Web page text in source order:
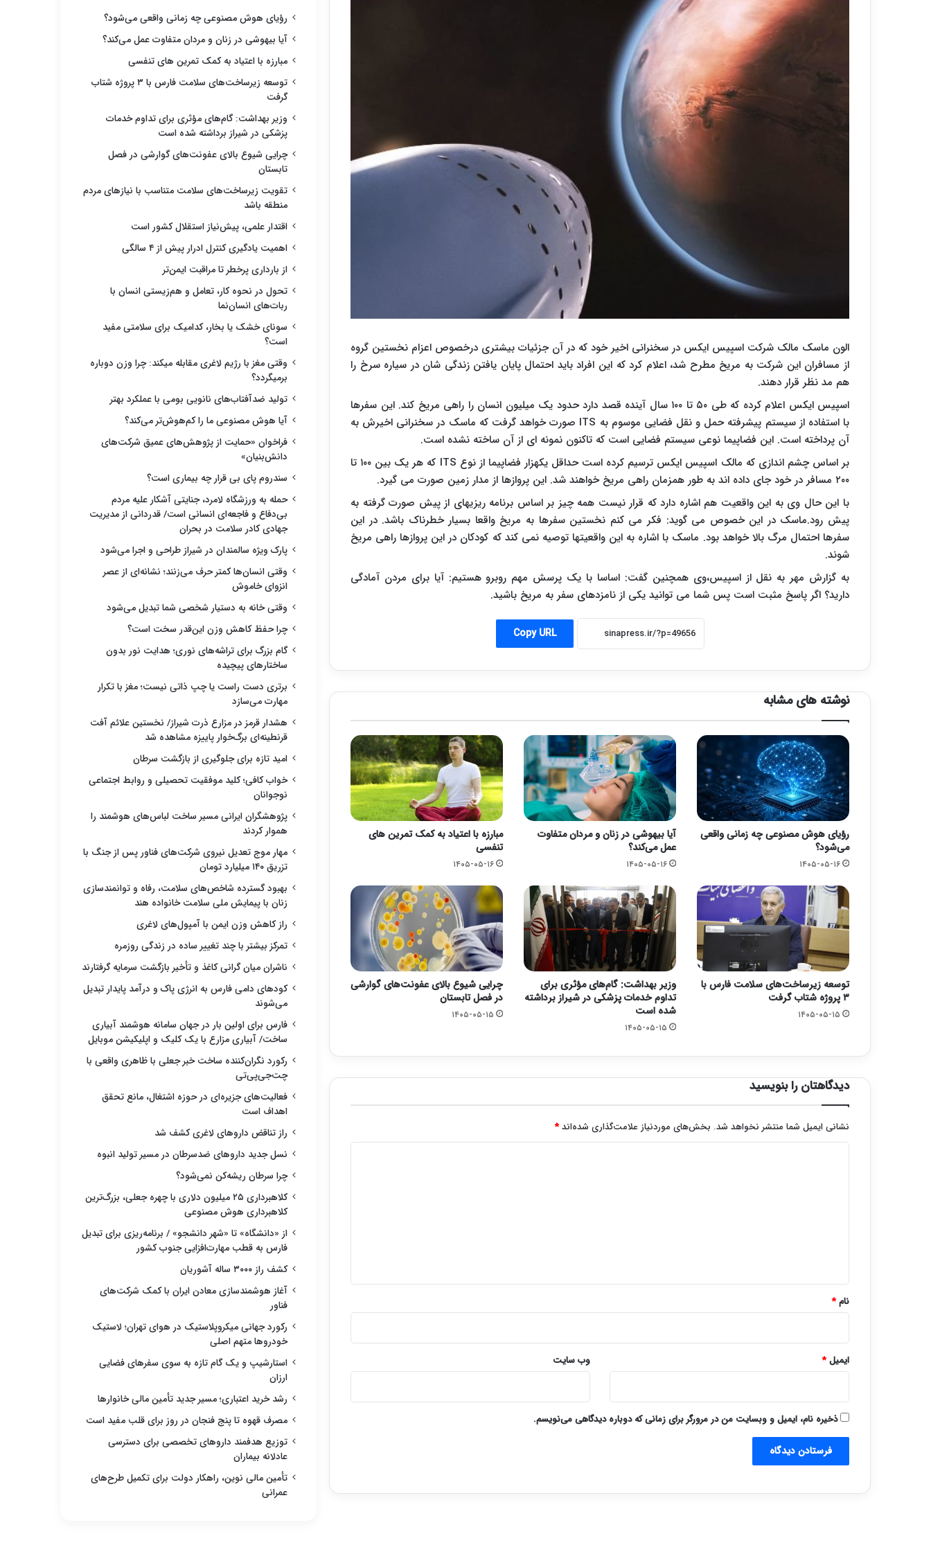
الون ماسک مالک شرکت اسپیس ایکس در سخنرانی اخیر خود که در آن جزئیات بیشتری درخصوص اعزام نخستین گروه
از مسافران این شرکت به مریخ مطرح شد، اعلام کرد که این افراد باید احتمال پایان یافتن زندگی شان در سیاره سرخ را
هم مد نظر قرار دهند.
اسپیس ایکس اعلام کرده که طی ۵۰ تا ۱۰۰ سال آینده قصد دارد حدود یک میلیون انسان را راهی مریخ کند. این سفرها
با استفاده از سیستم پیشرفته حمل و نقل فضایی موسوم به ITS صورت خواهد گرفت که ماسک در سخنرانی اخیرش به
آن پرداخته است. این فضاپیما نوعی سیستم فضایی است که تاکنون نمونه ای از آن ساخته نشده است.
بر اساس چشم اندازی که مالک اسپیس ایکس ترسیم کرده است حداقل یکهزار فضاپیما از نوع ITS
که هر یک بین ۱۰۰ تا
۲۰۰ مسافر در خود جای داده اند به طور همزمان راهی مریخ خواهند شد. این پروازها از مدار زمین صورت می گیرد.
با این حال وی به این واقعیت هم اشاره دارد که قرار نیست همه چیز بر اساس برنامه ریزیهای از پیش صورت گرفته به
پیش رود.ماسک در این خصوص می گوید: فکر می کنم نخستین سفرها به مریخ واقعا بسیار خطرناک باشد. در این
سفرها احتمال مرگ بالا خواهد بود. ماسک با اشاره به این واقعیتها توصیه نمی کند که کودکان در این پروازها راهی مریخ
شوند.
به گزارش مهر به نقل از اسپیس،وی همچنین گفت: اساسا با یک پرسش مهم روبرو هستیم: آیا برای مردن آمادگی
دارید؟ اگر پاسخ مثبت است پس شما می توانید یکی از نامزدهای سفر به مریخ باشید.
Copy URL
نوشته های مشابه
رؤیای هوش مصنوعی چه زمانی واقعی
می‌شود؟
۱۴۰۵-۰۵-۱۶
آیا بیهوشی در زنان و مردان متفاوت
عمل می‌کند؟
۱۴۰۵-۰۵-۱۶
مبارزه با اعتیاد به کمک تمرین های
تنفسی
۱۴۰۵-۰۵-۱۶
توسعه زیرساخت‌های سلامت فارس با
۳ پروژه شتاب گرفت
۱۴۰۵-۰۵-۱۵
وزیر بهداشت: گام‌های مؤثری برای
تداوم خدمات پزشکی در شیراز برداشته
شده است
۱۴۰۵-۰۵-۱۵
چرایی شیوع بالای عفونت‌های گوارشی
در فصل تابستان
۱۴۰۵-۰۵-۱۵
دیدگاهتان را بنویسید
نشانی ایمیل شما منتشر نخواهد شد. بخش‌های موردنیاز علامت‌گذاری شده‌اند*
نام*
ایمیل* وب‌ سایت
ذخیره نام، ایمیل و وبسایت من در مرورگر برای زمانی که دوباره دیدگاهی می‌نویسم.
رؤیای هوش مصنوعی چه زمانی واقعی می‌شود؟
آیا بیهوشی در زنان و مردان متفاوت عمل می‌کند؟
مبارزه با اعتیاد به کمک تمرین های تنفسی
توسعه زیرساخت‌های سلامت فارس با ۳ پروژه شتاب
گرفت
وزیر بهداشت: گام‌های مؤثری برای تداوم خدمات
پزشکی در شیراز برداشته شده است
چرایی شیوع بالای عفونت‌های گوارشی در فصل
تابستان
تقویت زیرساخت‌های سلامت متناسب با نیازهای مردم
منطقه باشد
اقتدار علمی، پیش‌نیاز استقلال کشور است
اهمیت یادگیری کنترل ادرار پیش از ۴ سالگی
از بارداری پرخطر تا مراقبت ایمن‌تر
تحول در نحوه کار، تعامل و هم‌زیستی انسان با
ربات‌های انسان‌نما
سونای خشک یا بخار، کدامیک برای سلامتی مفید
است؟
وقتی مغز با رژیم لاغری مقابله میکند: چرا وزن دوباره
برمیگردد؟
تولید ضدآفتاب‌های نانویی بومی با عملکرد بهتر
آیا هوش مصنوعی ما را کم‌هوش‌تر می‌کند؟
فراخوان «حمایت از پژوهش‌های عمیق شرکت‌های
دانش‌بنیان»
سندروم پای بی قرار چه بیماری است؟
حمله به ورزشگاه لامرد، جنایتی آشکار علیه مردم
بی‌دفاع و فاجعه‌ای انسانی است/ قدردانی از مدیریت
جهادی کادر سلامت در بحران
پارک ویژه سالمندان در شیراز طراحی و اجرا می‌شود
وقتی انسان‌ها کمتر حرف می‌زنند؛ نشانه‌ای از عصر
انزوای خاموش
وقتی خانه به دستیار شخصی شما تبدیل می‌شود
چرا حفظ کاهش وزن این‌قدر سخت است؟
گام بزرگ برای تراشه‌های نوری؛ هدایت نور بدون
ساختارهای پیچیده
برتری دست راست یا چپ ذاتی نیست؛ مغز با تکرار
مهارت می‌سازد
هشدار قرمز در مزارع ذرت شیراز/ نخستین علائم آفت
قرنطینه‌ای برگ‌خوار پاییزه مشاهده شد
امید تازه برای جلوگیری از بازگشت سرطان
خواب کافی؛ کلید موفقیت تحصیلی و روابط اجتماعی
نوجوانان
پژوهشگران ایرانی مسیر ساخت لباس‌های هوشمند را
هموار کردند
مهار موج تعدیل نیروی شرکت‌های فناور پس از جنگ با
تزریق ۱۴۰ میلیارد تومان
بهبود گسترده شاخص‌های سلامت، رفاه و توانمندسازی
زنان با پیمایش ملی سلامت خانواده هند
راز کاهش وزن ایمن با آمپول‌های لاغری
تمرکز بیشتر با چند تغییر ساده در زندگی روزمره
ناشران میان گرانی کاغذ و تأخیر بازگشت سرمایه گرفتارند
کودهای دامی فارس به انرژی پاک و درآمد پایدار تبدیل
می‌شوند
فارس برای اولین بار در جهان سامانه هوشمند آبیاری
ساخت/ آبیاری مزارع با یک کلیک و اپلیکیشن موبایل
رکورد نگران‌کننده ساخت خبر جعلی با ظاهری واقعی با
چت‌جی‌پی‌تی
فعالیت‌های جزیره‌ای در حوزه اشتغال، مانع تحقق
اهداف است
راز تناقض داروهای لاغری کشف شد
نسل جدید داروهای ضدسرطان در مسیر تولید انبوه
چرا سرطان ریشه‌کن نمی‌شود؟
کلاهبرداری ۲۵ میلیون دلاری با چهره جعلی، بزرگ‌ترین
کلاهبرداری هوش مصنوعی
از «دانشگاه» تا «شهر دانشجو» / برنامه‌ریزی برای تبدیل
فارس به قطب مهارت‌افزایی جنوب کشور
کشف راز ۳۰۰۰ ساله آشوریان
آغاز هوشمندسازی معادن ایران با کمک شرکت‌های
فناور
رکورد جهانی میکروپلاستیک در هوای تهران؛ لاستیک
خودروها متهم اصلی
استارشیپ و یک گام تازه به سوی سفرهای فضایی
ارزان
رشد خرید اعتباری؛ مسیر جدید تأمین مالی خانوارها
مصرف قهوه تا پنج فنجان در روز برای قلب مفید است
توزیع هدفمند داروهای تخصصی برای دسترسی
عادلانه بیماران
تأمین مالی نوین، راهکار دولت برای تکمیل طرح‌های
عمرانی